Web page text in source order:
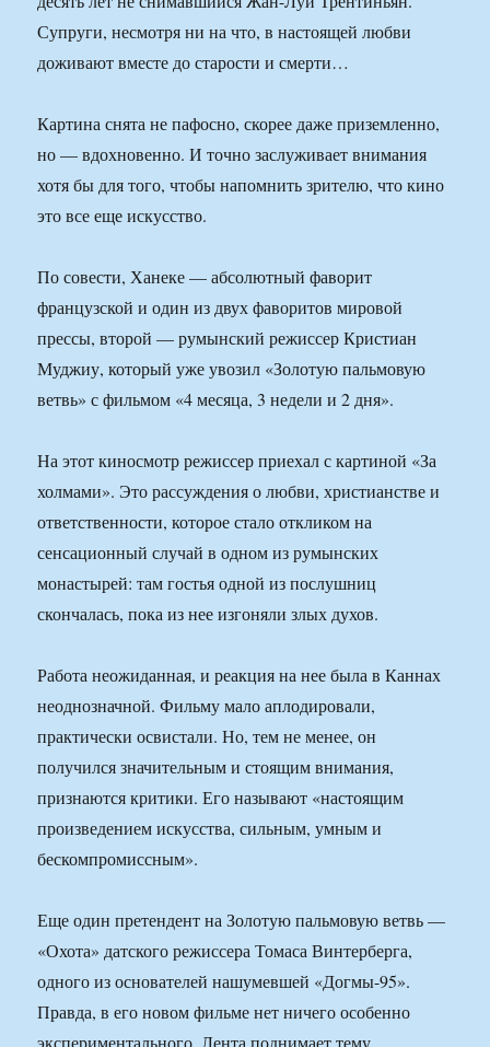
Супруги, несмотря ни на что, в настоящей любви
доживают вместе до старости и смерти…
Картина снята не пафосно, скорее даже приземленно,
но — вдохновенно. И точно заслуживает внимания
хотя бы для того, чтобы напомнить зрителю, что кино
это все еще искусство.
По совести, Ханеке — абсолютный фаворит
французской и один из двух фаворитов мировой
прессы, второй — румынский режиссер Кристиан
Муджиу, который уже увозил «Золотую пальмовую
ветвь» с фильмом «4 месяца, 3 недели и 2 дня».
На этот киносмотр режиссер приехал с картиной «За
холмами». Это рассуждения о любви, христианстве и
ответственности, которое стало откликом на
сенсационный случай в одном из румынских
монастырей: там гостья одной из послушниц
скончалась, пока из нее изгоняли злых духов.
Работа неожиданная, и реакция на нее была в Каннах
неоднозначной. Фильму мало аплодировали,
практически освистали. Но, тем не менее, он
получился значительным и стоящим внимания,
признаются критики. Его называют «настоящим
произведением искусства, сильным, умным и
бескомпромиссным».
Еще один претендент на Золотую пальмовую ветвь —
«Охота» датского режиссера Томаса Винтерберга,
одного из основателей нашумевшей «Догмы-95».
Правда, в его новом фильме нет ничего особенно